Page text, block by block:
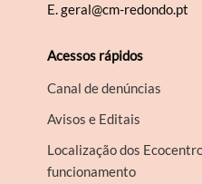
E.geral@cm-redondo.pt
Acessos rápidos
Canal de denúncias
Avisos e Editais
Localização dos
funcionamento